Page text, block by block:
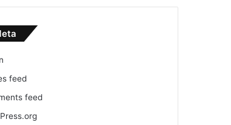
feed
feed